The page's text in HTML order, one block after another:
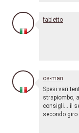
fabietto
os-man
Spesi vari
strapiombo,
consigli... il
secondo